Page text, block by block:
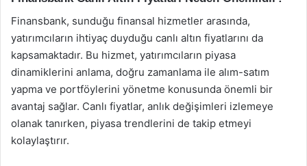
Finansbank, sunduğu finansal hizmetler arasında,
yatırımcıların ihtiyaç duyduğu canlı altın fiyatlarını da
kapsamaktadır. Bu hizmet, yatırımcıların piyasa
dinamiklerini anlama, doğru zamanlama ile alım-satım
yapma ve portföylerini yönetme konusunda önemli bir
avantaj sağlar. Canlı fiyatlar, anlık değişimleri izlemeye
olanak tanırken, piyasa trendlerini de takip etmeyi
kolaylaştırır.